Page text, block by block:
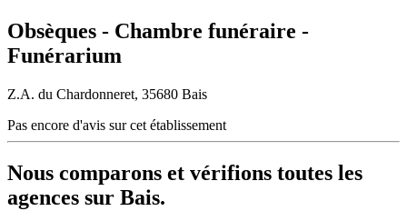
Obsèques - Chambre funéraire -
Funérarium
Z.A. du Chardonneret, 35680 Bais
Pas encore d'avis sur cet établissement
Nous comparons et vérifions toutes les
agences sur Bais.